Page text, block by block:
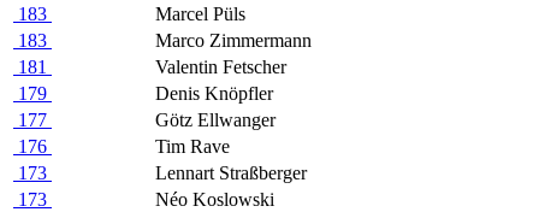
183
Marcel Püls
183
Marco Zimmermann
181
Valentin Fetscher
179
Denis Knöpfler
177
Götz Ellwanger
176
Tim Rave
173
Lennart Straßberger
173
Néo Koslowski